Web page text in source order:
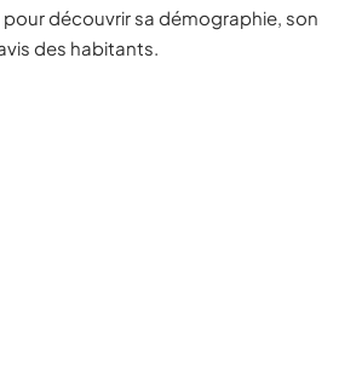
pour découvrir sa démographie, son
des habitants.